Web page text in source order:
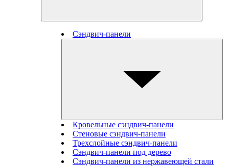
Сэндвич-панели
Кровельные сэндвич-панели
Стеновые cэндвич-панели
Трехслойные сэндвич-панели
Сэндвич-панели под дерево
Сэндвич-панели из нержавеющей стали